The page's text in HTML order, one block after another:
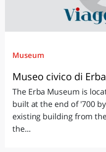
Museum
Museo civico di Erba
The Erba Museum is
built at the end of '700
existing building from
the...